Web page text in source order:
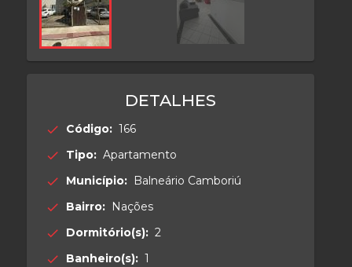
DETALHES
check Código: 166
check
Tipo: Apartamento
check
Município:
Balneário Camboriú
check
Bairro:
Nações
check
Dormitório(s): 2
check
Banheiro(s): 1